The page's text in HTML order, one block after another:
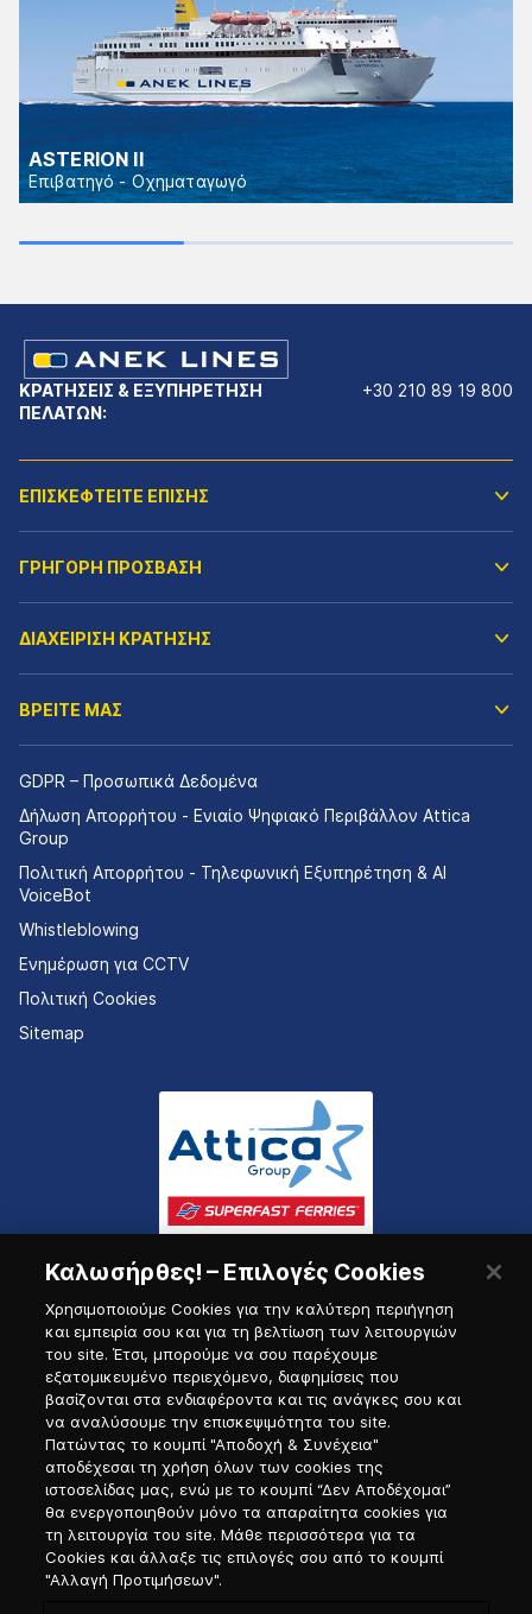
ASTERION II
Επιβατηγό - Οχηματαγωγό
ΚΡΑΤΗΣΕΙΣ & ΕΞΥΠΗΡΕΤΗΣΗ
ΠΕΛΑΤΩΝ:
+30 210 89 19 800
ΕΠΙΣΚΕΦΤΕΙΤΕ ΕΠΙΣΗΣ
ΓΡΗΓΟΡΗ ΠΡΟΣΒΑΣΗ
ΔΙΑΧΕΙΡΙΣΗ ΚΡΑΤΗΣΗΣ
ΒΡΕΙΤΕ ΜΑΣ
GDPR – Προσωπικά Δεδομένα
Δήλωση Απορρήτου - Ενιαίο Ψηφιακό Περιβάλλον Attica
Group
Πολιτική Απορρήτου - Τηλεφωνική Εξυπηρέτηση & AI
VoiceBot
Whistleblowing
Ενημέρωση για CCTV
Πολιτική Cookies
Sitemap
Πύλη Ναυτικού
Καλωσήρθες! – Επιλογές Cookies
Χρησιμοποιούμε Cookies για την καλύτερη περιήγηση
και εμπειρία σου και για τη βελτίωση των λειτουργιών
του site. Έτσι, μπορούμε να σου παρέχουμε
εξατομικευμένο περιεχόμενο, διαφημίσεις που
βασίζονται στα ενδιαφέροντα και τις ανάγκες σου και
να αναλύσουμε την επισκεψιμότητα του site.
Πατώντας το κουμπί "Αποδοχή & Συνέχεια"
αποδέχεσαι τη χρήση όλων των cookies της
ιστοσελίδας μας, ενώ με το κουμπί “Δεν Αποδέχομαι”
θα ενεργοποιηθούν μόνο τα απαραίτητα cookies για
τη λειτουργία του site. Μάθε περισσότερα για τα
Cookies και άλλαξε τις επιλογές σου από το κουμπί
"Αλλαγή Προτιμήσεων".